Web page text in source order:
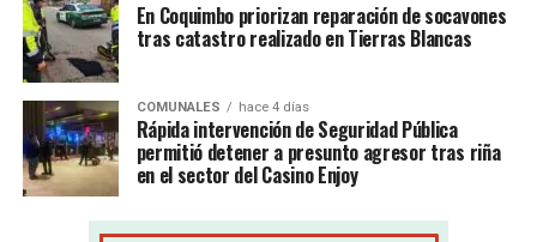
En Coquimbo priorizan reparación de socavones
tras catastro realizado en Tierras Blancas
COMUNALES hace 4 días
Rápida intervención de Seguridad Pública
permitió detener a presunto agresor tras riña
en el sector del Casino Enjoy